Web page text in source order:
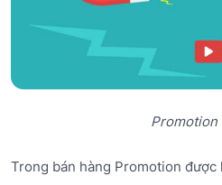
Promotion
Trong bán hàng Promotion được